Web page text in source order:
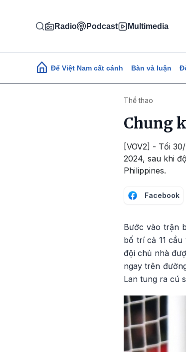
Radio Podcast Multimedia
Main navigation
Để Việt Nam cất cánh Bàn và luận
Thể thao
Chung
[VOV2] - Tối
2024, sau khi
Philippines.
Facebook
Bước vào trận
bố trí cả 11
đội chủ nhà
ngay trên
Lan tung ra cú